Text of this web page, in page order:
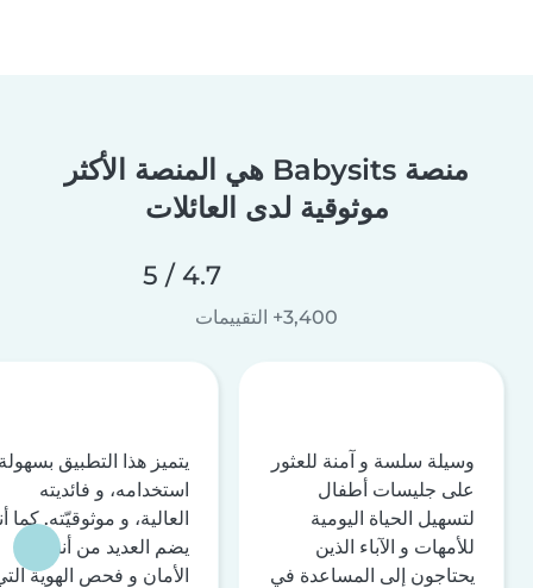
منصة Babysits هي المنصة الأكثر
موثوقية لدى العائلات
4.7 / 5
3,400+ التقييمات
وسيلة سلسة و آمنة للعثور
على جليسات أطفال
لتسهيل الحياة اليومية
للأمهات و الآباء الذين
يحتاجون إلى المساعدة في
يتميز هذا التطبيق
استخدامه، و فائديته
العالية، و موثوقيّته. كما
يضم العديد من أنظمة
الأمان و فحص الهوية